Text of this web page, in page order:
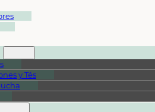
y Tés